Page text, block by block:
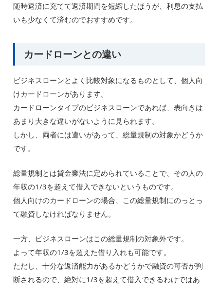
随時返済に充てて返済期間を短縮したほうが、利息の支払
いも少なくて済むのでおすすめです。
カードローンとの違い
ビジネスローンとよく比較対象になるものとして、個人向
けカードローンがあります。
カードローンタイプのビジネスローンであれば、表向きは
あまり大きな違いがないように見られます。
しかし、両者には違いがあって、総量規制の対象かどうか
です。
総量規制とは貸金業法に定められていることで、その人の
年収の1/3を超えて借入できないというものです。
個人向けのカードローンの場合、この総量規制にのっとっ
て融資しなければなりません。
一方、ビジネスローンはこの総量規制の対象外です。
よって年収の1/3を超えた借り入れも可能です。
ただし、十分な返済能力があるかどうかで融資の可否が判
断されるので、絶対に1/3を超えて借入できるわけではあ